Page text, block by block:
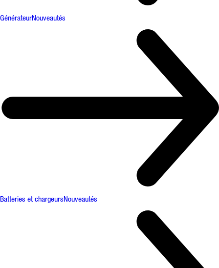
GénérateurNouveautés
Batteries et chargeursNouveautés